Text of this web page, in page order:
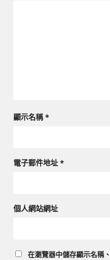
顯示名稱*
電子郵件地址 *
個人網站網址
在瀏覽器中儲存顯示名稱